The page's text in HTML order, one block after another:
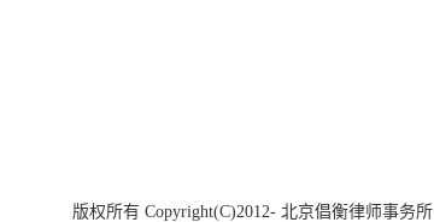
版权所有 Copyright(C)2012- 北京倡衡律师事务所